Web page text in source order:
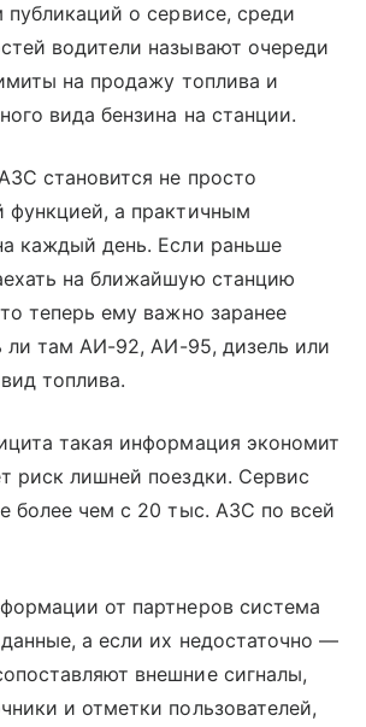
о сервисе, среди
водители называют очереди
на продажу топлива и
вида бензина на станции.
становится не просто
функцией, а практичным
каждый день. Если раньше
на ближайшую станцию
теперь ему важно заранее
ли там АИ-92, АИ-95, дизель или
топлива.
такая информация экономит
риск лишней поездки. Сервис
более чем с 20 тыс. АЗС по всей
от партнеров система
а если их недостаточно —
внешние сигналы,
и отметки пользователей,